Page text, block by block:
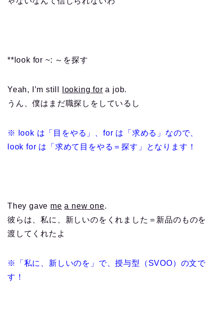
**look for ~: ～を探す
Yeah, I’m still looking for a job.
うん、僕はまだ職探しをしているし
※ look は「目をやる」、for は「求める」なので、
look for は「求めて目をやる＝探す」となります！
They gave me a new one.
彼らは、私に、新しいのをくれました＝新品のものを
渡してくれたよ
※「私に、新しいのを」で、授与型（SVOO）の文で
す！